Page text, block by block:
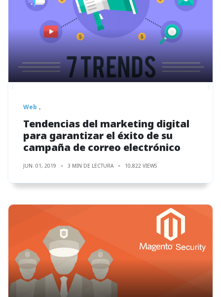
Web
Tendencias del marketing digital
para garantizar el éxito de su
campaña de correo electrónico
JUN. 01, 2019 3 MIN DE LECTURA 10,822 VIEWS